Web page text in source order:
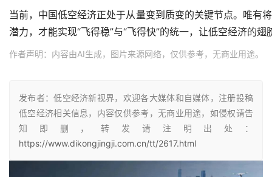
当前，中国低空经济正处于从量变到质变的关键节点。唯有
潜力，才能实现“飞得稳”与“飞得快”的统一，让低空经济的
作者声明：内容由AI生成，图片来源网络，仅供参考，无商业用途。
发布者：低空经济新视界，欢迎各大媒体和自媒体，注册投稿
低空经济相关信息，内容仅供参考，无商业用途，如侵权请告
知即删，转发请注明出处：
https://www.dikongjingji.com.cn/tt/2617.html